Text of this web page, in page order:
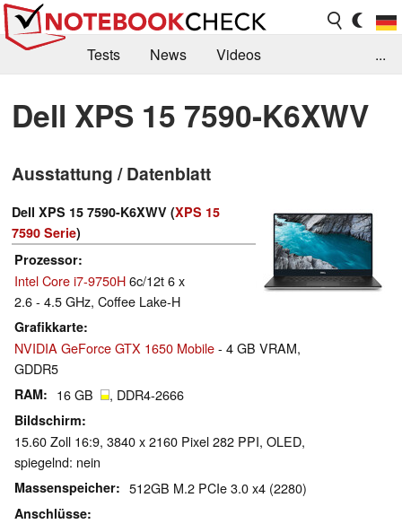
Tests News
Videos
Kaufberatung
Deals Suche
Jobs
Forum
...
Dell XPS 15 7590-K6XWV
Ausstattung / Datenblatt
Dell XPS 15 7590-K6XWV (XPS 15
7590 Serie)
Prozessor
Intel Core i7-9750H6c/12t 6 x
2.6 - 4.5 GHz, Coffee Lake-H
Grafikkarte
NVIDIA GeForce GTX 1650 Mobile- 4 GB VRAM,
GDDR5
RAM 16 GB , DDR4-2666
Bildschirm
15.60 Zoll 16:9, 3840 x 2160 Pixel 282 PPI, OLED,
spiegelnd: nein
Massenspeicher 512GB M.2 PCIe 3.0 x4 (2280)
Anschlüsse